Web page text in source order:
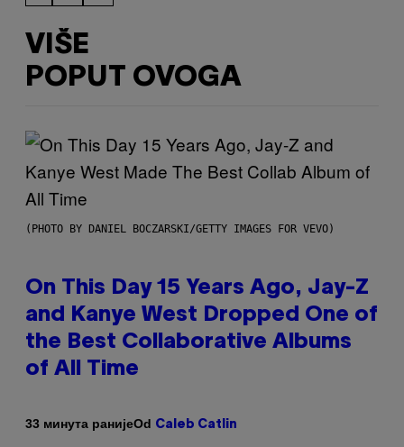
VIŠE
POPUT OVOGA
(PHOTO BY DANIEL BOCZARSKI/GETTY IMAGES FOR VEVO)
On This Day 15 Years Ago, Jay-Z
and Kanye West Dropped One of
the Best Collaborative Albums
of All Time
33 минута ранијеOd Caleb Catlin